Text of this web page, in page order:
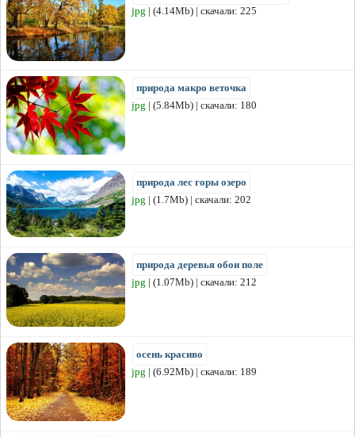
jpg | (4.14Mb) | скачали: 225
природа макро веточка
jpg | (5.84Mb) | скачали: 180
природа лес горы озеро
jpg | (1.7Mb) | скачали: 202
природа деревья обои поле
jpg | (1.07Mb) | скачали: 212
осень красиво
jpg | (6.92Mb) | скачали: 189